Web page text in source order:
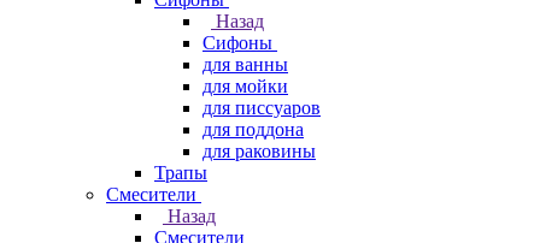
Назад
Сифоны
для ванны
для мойки
для писсуаров
для поддона
для раковины
Трапы
Смесители
Назад
Смесители